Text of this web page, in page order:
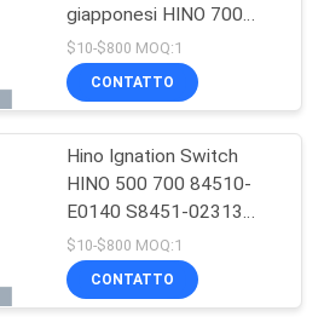
giapponesi HINO 700
P11C Hino Mixer Truck
Parts
$10-$800 MOQ:1
CONTATTO
Hino Ignation Switch
HINO 500 700 84510-
E0140 S8451-02313
Utilizzo Per camion
giapponese Per parti di
motore Hino
$10-$800 MOQ:1
CONTATTO